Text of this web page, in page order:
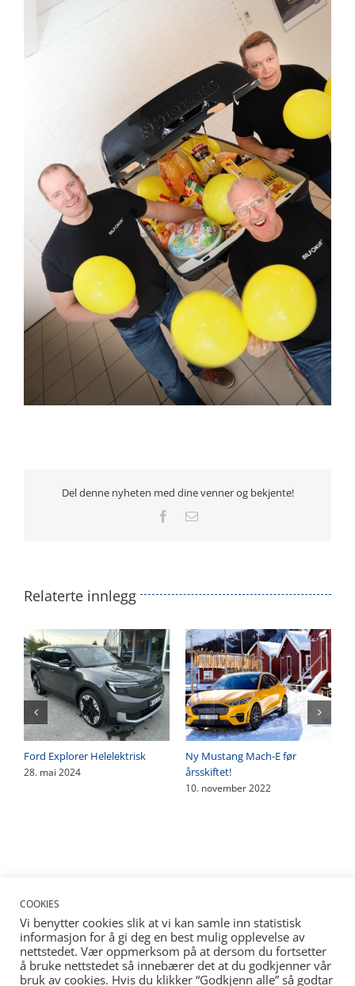
Del denne nyheten med dine venner og bekjente!
Facebook
E-
Relaterte innlegg
Ford Explorer Helelektrisk
28. mai 2024
Ny Mustang Mach-E før
årsskiftet!
10. november 2022
COOKIES
Vi benytter cookies slik at vi kan samle inn statistisk
informasjon for å gi deg en best mulig opplevelse av
nettstedet. Vær oppmerksom på at dersom du fortsetter
å bruke nettstedet så innebærer det at du godkjenner vår
bruk av cookies. Hvis du klikker “Godkjenn alle” så godtar